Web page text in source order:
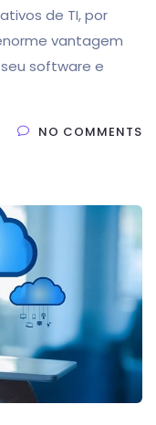
de TI, por
vantagem
software e
NO COMMENTS